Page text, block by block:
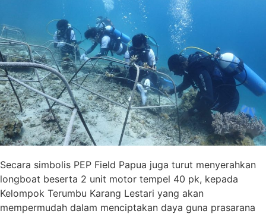
Secara simbolis PEP Field Papua juga turut menyerahkan
longboat beserta 2 unit motor tempel 40 pk, kepada
Kelompok Terumbu Karang Lestari yang akan
mempermudah dalam menciptakan daya guna prasarana